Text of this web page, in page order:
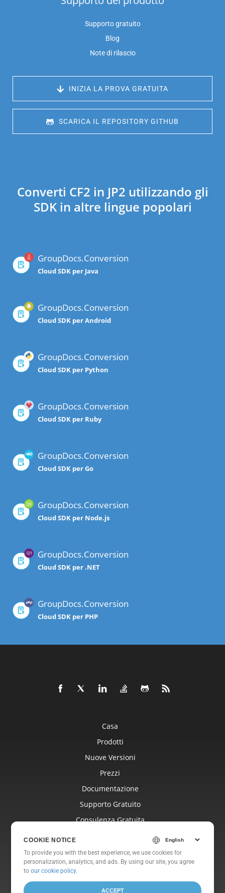
Supporto gratuito
Blog
Note di rilascio
INIZIA LA PROVA GRATUITA
SCARICA IL REPOSITORY GITHUB
Converti CF2 in JP2 utilizzando gli
SDK in altre lingue popolari
GroupDocs.Conversion
Cloud SDK per Java
GroupDocs.Conversion
Cloud SDK per Android
GroupDocs.Conversion
Cloud SDK per Python
GroupDocs.Conversion
Cloud SDK per Ruby
GroupDocs.Conversion
Cloud SDK per Go
GroupDocs.Conversion
Cloud SDK per Node.js
GroupDocs.Conversion
Cloud SDK per .NET
GroupDocs.Conversion
Cloud SDK per PHP
Casa
Prodotti
Nuove Versioni
Prezzi
Documentazione
Supporto Gratuito
Consulenza Gratuita
Siti Web
Di
COOKIE NOTICE
To provide you with the best experience, we use cookies for
personalization, analytics, and ads. By using our site, you agree
toour cookie policy.
ACCEPT